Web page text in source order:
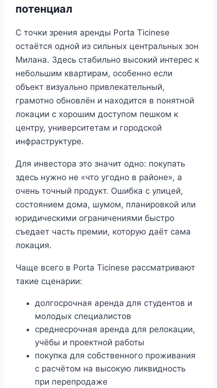
потенциал
С точки зрения аренды Porta Ticinese
остаётся одной из сильных центральных зон
Милана. Здесь стабильно высокий интерес к
небольшим квартирам, особенно если
объект визуально привлекательный,
грамотно обновлён и находится в понятной
локации с хорошим доступом пешком к
центру, университетам и городской
инфраструктуре.
Для инвестора это значит одно: покупать
здесь нужно не «что угодно в районе», а
очень точный продукт. Ошибка с улицей,
состоянием дома, шумом, планировкой или
юридическими ограничениями быстро
съедает часть премии, которую даёт сама
локация.
Чаще всего в Porta Ticinese рассматривают
такие сценарии:
долгосрочная аренда для студентов и
молодых специалистов
среднесрочная аренда для релокации,
учёбы и проектной работы
покупка для собственного проживания
с расчётом на высокую ликвидность
при перепродаже